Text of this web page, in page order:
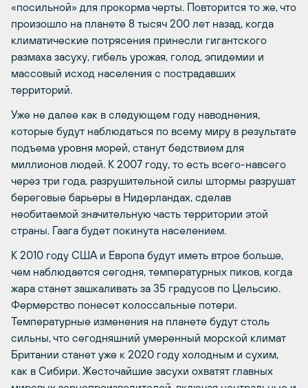
«посильной» для прокорма черты. Повторится то же, что
произошло на планете 8 тысяч 200 лет назад, когда
климатические потрясения принесли гигантского
размаха засуху, гибель урожая, голод, эпидемии и
массовый исход населения с пострадавших
территорий.
Уже не далее как в следующем году наводнения,
которые будут наблюдаться по всему миру в результате
подъема уровня морей, станут бедствием для
миллионов людей. К 2007 году, то есть всего-навсего
через три года, разрушительной силы штормы разрушат
береговые барьеры в Нидерландах, сделав
необитаемой значительную часть территории этой
страны. Гаага будет покинута населением.
К 2010 году США и Европа будут иметь втрое больше,
чем наблюдается сегодня, температурных пиков, когда
жара станет зашкаливать за 35 градусов по Цельсию.
Фермерство понесет колоссальные потери.
Температурные изменения на планете будут столь
сильны, что сегодняшний умеренный морской климат
Британии станет уже к 2020 году холодным и сухим,
как в Сибири. Жесточайшие засухи охватят главных